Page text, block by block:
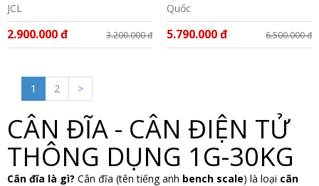
JCL
2.900.000 đ 3.200.000 đ
Quốc
5.790.000 đ 6.500.000 đ
1 2 >
CÂN ĐĨA - CÂN ĐIỆN TỬ
THÔNG DỤNG 1G-30KG
Cân đĩa là gì? Cân đĩa (tên tiếng anh bench scale) là loại cân